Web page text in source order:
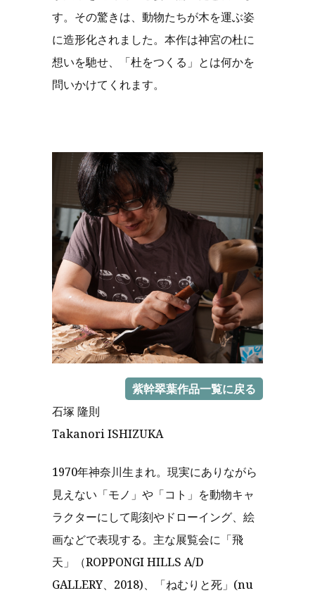
す。その驚きは、動物たちが木を運ぶ姿
に造形化されました。本作は神宮の杜に
想いを馳せ、「杜をつくる」とは何かを
問いかけてくれます。
紫幹翠葉作品一覧に戻る
石塚 隆則
Takanori ISHIZUKA
1970年神奈川生まれ。現実にありながら
見えない「モノ」や「コト」を動物キャ
ラクターにして彫刻やドローイング、絵
画などで表現する。主な展覧会に「飛
天」（ROPPONGI HILLS A/D
GALLERY、2018)、「ねむりと死」(nu